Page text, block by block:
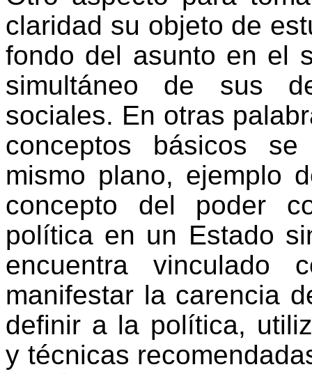
claridad su objeto de
fondo del asunto en el
simultáneo de sus
sociales. En otras
conceptos básicos
mismo plano, ejemplo
concepto del poder
política en un Estado
encuentra vinculado
manifestar la carencia
definir a la política,
y técnicas